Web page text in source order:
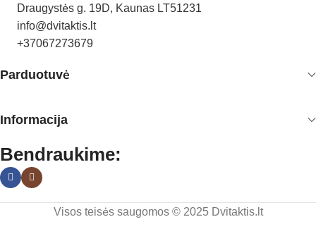
Draugystės g. 19D, Kaunas LT51231
info@dvitaktis.lt
+37067273679
Parduotuvė
Informacija
Bendraukime:
Visos teisės saugomos © 2025 Dvitaktis.lt